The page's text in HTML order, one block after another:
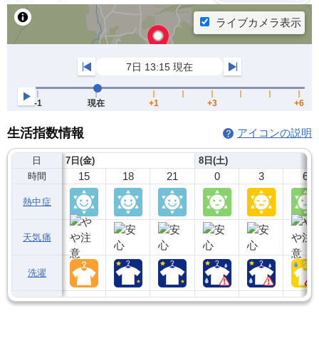
生活指数情報 アイコンの説明
日
時間
熱中症
天気痛
洗濯
7日(金)
15 18 21
8日(土)
0 3 6